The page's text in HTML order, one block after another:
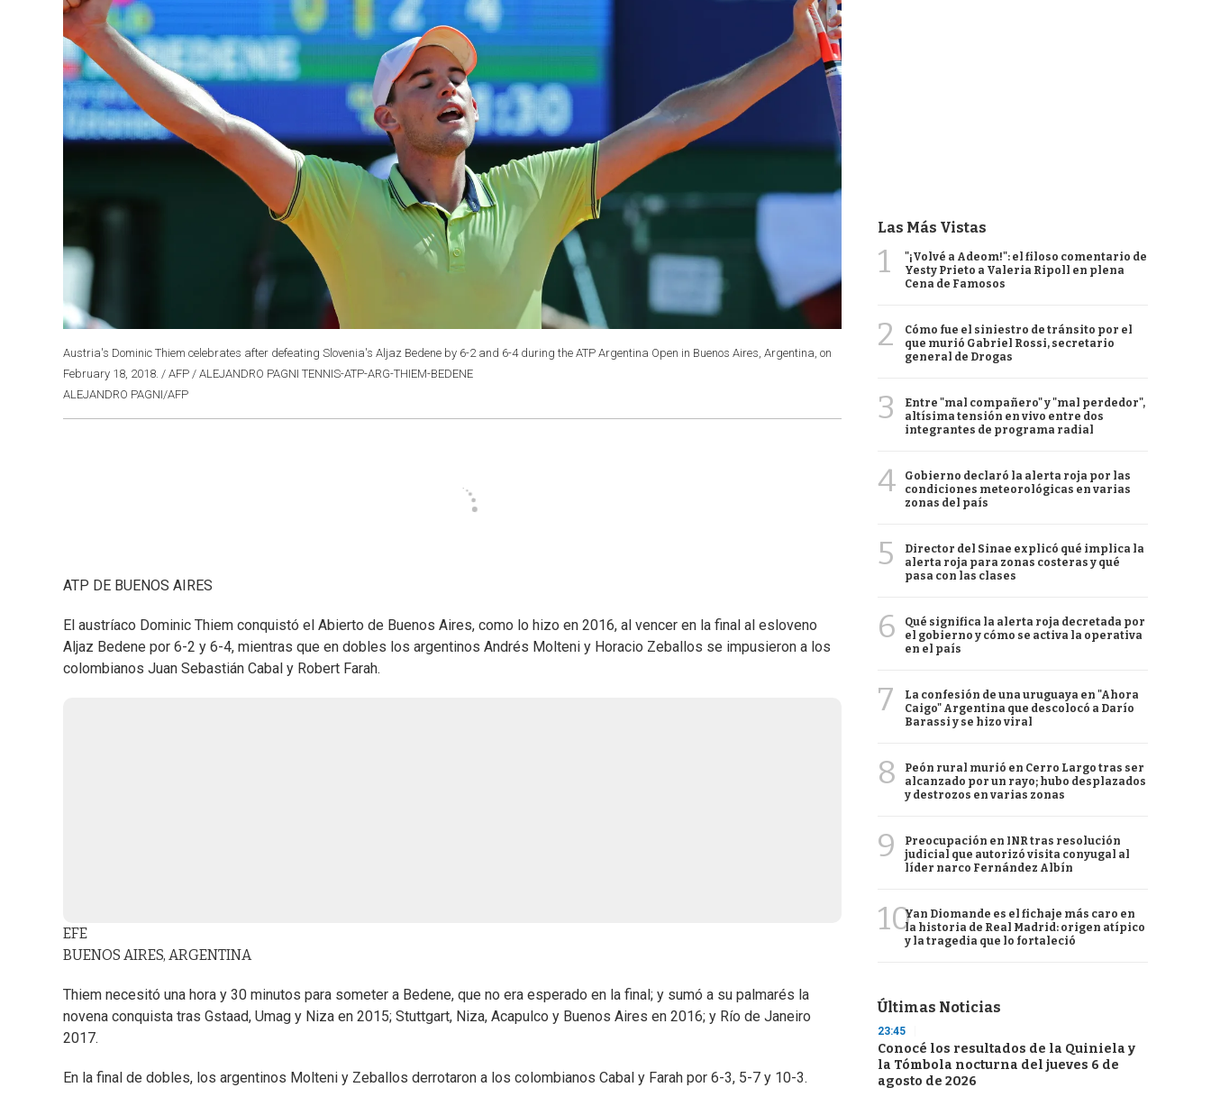
Austria's Dominic Thiem celebrates after defeating Slovenia's Aljaz Bedene by 6-2 and 6-4 during the ATP Argentina Open in Buenos Aires, Argentina, on
February 18, 2018. / AFP / ALEJANDRO PAGNI TENNIS-ATP-ARG-THIEM-BEDENE
ALEJANDRO PAGNI/AFP
ATP DE BUENOS AIRES
El austríaco Dominic Thiem conquistó el Abierto de Buenos Aires, como lo hizo en 2016, al vencer en la final al esloveno
Aljaz Bedene por 6-2 y 6-4, mientras que en dobles los argentinos Andrés Molteni y Horacio Zeballos se impusieron a los
colombianos Juan Sebastián Cabal y Robert Farah.
EFE
BUENOS AIRES, ARGENTINA
Thiem necesitó una hora y 30 minutos para someter a Bedene, que no era esperado en la final; y sumó a su palmarés la
novena conquista tras Gstaad, Umag y Niza en 2015; Stuttgart, Niza, Acapulco y Buenos Aires en 2016; y Río de Janeiro
2017.
En la final de dobles, los argentinos Molteni y Zeballos derrotaron a los colombianos Cabal y Farah por 6-3, 5-7 y 10-3.
Las Más Vistas
1
"¡Volvé a Adeom!": el filoso comentario de
Yesty Prieto a Valeria Ripoll en plena
Cena de Famosos
2
Cómo fue el siniestro de tránsito por el
que murió Gabriel Rossi, secretario
general de Drogas
3
Entre "mal compañero" y "mal perdedor",
altísima tensión en vivo entre dos
integrantes de programa radial
4
Gobierno declaró la alerta roja por las
condiciones meteorológicas en varias
zonas del país
5
Director del Sinae explicó qué implica la
alerta roja para zonas costeras y qué
pasa con las clases
6
Qué significa la alerta roja decretada por
el gobierno y cómo se activa la operativa
en el país
7
La confesión de una uruguaya en "Ahora
Caigo" Argentina que descolocó a Darío
Barassi y se hizo viral
8
Peón rural murió en Cerro Largo tras ser
alcanzado por un rayo; hubo desplazados
y destrozos en varias zonas
9
Preocupación en INR tras resolución
judicial que autorizó visita conyugal al
líder narco Fernández Albín
10Yan Diomande es el fichaje más caro en
la historia de Real Madrid: origen atípico
y la tragedia que lo fortaleció
Últimas Noticias
23:45
Conocé los resultados de la Quiniela y
la Tómbola nocturna del jueves 6 de
agosto de 2026